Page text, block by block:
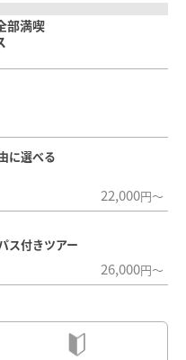
部満喫
に選べる
22,000円～
ス付きツアー
26,000円～